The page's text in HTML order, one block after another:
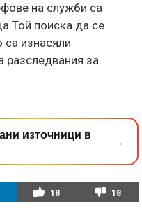
на служби са
Той поиска да се
са изнасяли
разследвания за
източници в
→
18 18